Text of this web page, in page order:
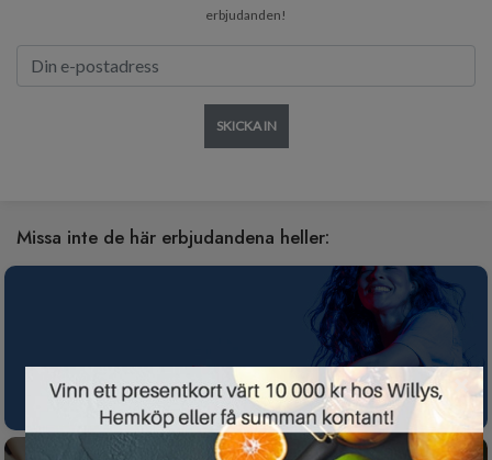
erbjudanden!
SKICKA IN
Missa inte de här erbjudandena heller:
Spotify Premium nu gratis i 3 månader för
nya kunder